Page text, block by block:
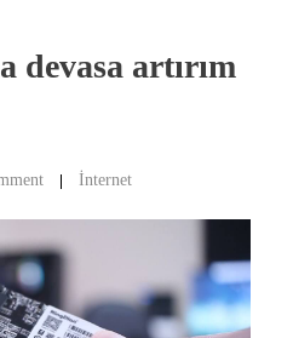
devasa artırım
İnternet